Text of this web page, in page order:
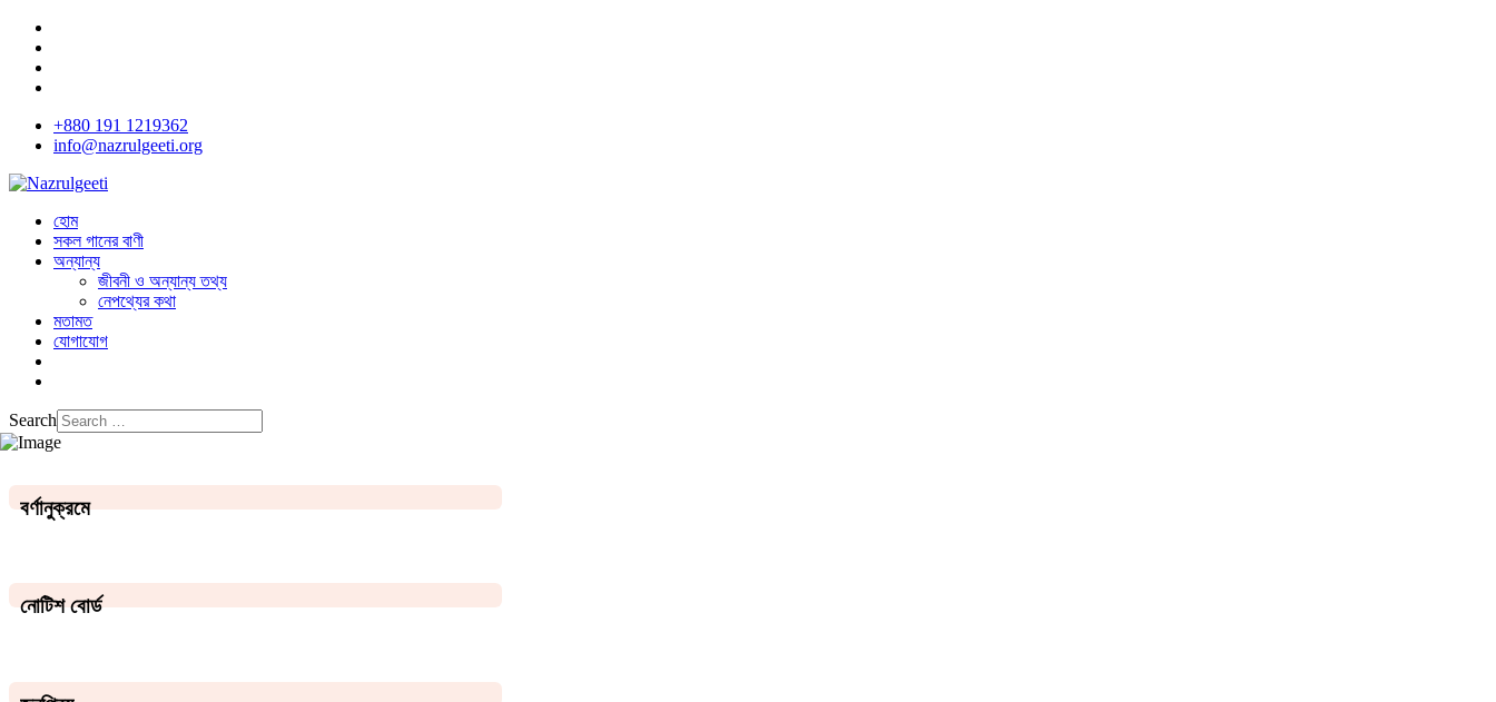
+880 191 1219362
info@nazrulgeeti.org
হোম
সকল গানের বাণী
অন্যান্য
জীবনী ও অন্যান্য তথ্য
নেপথ্যের কথা
মতামত
যোগাযোগ
Search
বর্ণানুক্রমে
নোটিশ বোর্ড